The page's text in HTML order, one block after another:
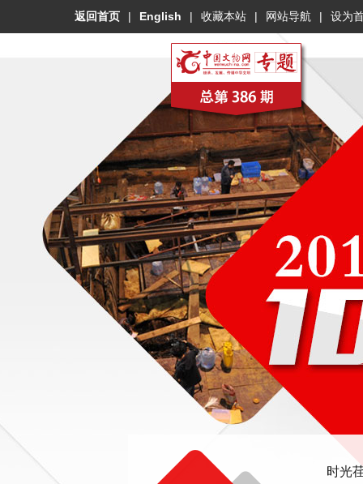
返回首页 | English | 收藏本站 | 网站导航 | 设为
时光